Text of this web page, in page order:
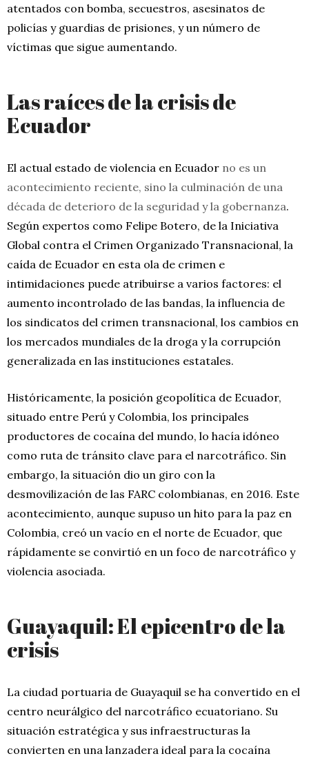
atentados con bomba, secuestros, asesinatos de
policías y guardias de prisiones, y un número de
víctimas que sigue aumentando.
Las raíces de la crisis de
Ecuador
El actual estado de violencia en Ecuador no es un
acontecimiento reciente, sino la culminación de una
década de deterioro de la seguridad y la gobernanza.
Según expertos como Felipe Botero, de la Iniciativa
Global contra el Crimen Organizado Transnacional, la
caída de Ecuador en esta ola de crimen e
intimidaciones puede atribuirse a varios factores: el
aumento incontrolado de las bandas, la influencia de
los sindicatos del crimen transnacional, los cambios en
los mercados mundiales de la droga y la corrupción
generalizada en las instituciones estatales.
Históricamente, la posición geopolítica de Ecuador,
situado entre Perú y Colombia, los principales
productores de cocaína del mundo, lo hacía idóneo
como ruta de tránsito clave para el narcotráfico. Sin
embargo, la situación dio un giro con la
desmovilización de las FARC colombianas, en 2016. Este
acontecimiento, aunque supuso un hito para la paz en
Colombia, creó un vacío en el norte de Ecuador, que
rápidamente se convirtió en un foco de narcotráfico y
violencia asociada.
Guayaquil: El epicentro de la
crisis
La ciudad portuaria de Guayaquil se ha convertido en el
centro neurálgico del narcotráfico ecuatoriano. Su
situación estratégica y sus infraestructuras la
convierten en una lanzadera ideal para la cocaína